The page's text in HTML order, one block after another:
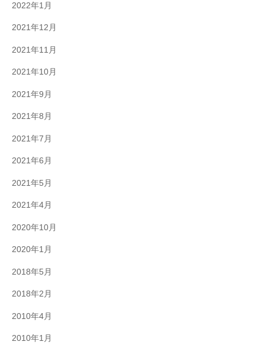
2022年1月
2021年12月
2021年11月
2021年10月
2021年9月
2021年8月
2021年7月
2021年6月
2021年5月
2021年4月
2020年10月
2020年1月
2018年5月
2018年2月
2010年4月
2010年1月